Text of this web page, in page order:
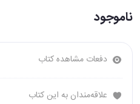
ناموجود
دفعات مشاهده کتاب
علاقه‌مندان به این کتاب